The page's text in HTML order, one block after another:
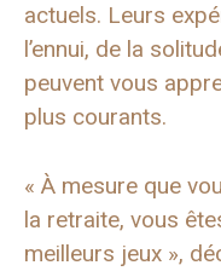
actuels. Leurs
l’ennui, de la
peuvent vous
plus courants.
« À mesure que
la retraite, vous
meilleurs jeux »,